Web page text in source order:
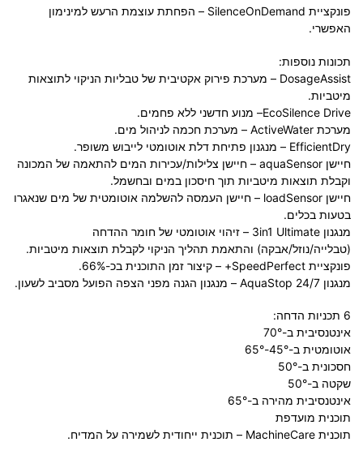
פונקציית SilenceOnDemand
– הפחתת עוצמת הרעש למינימון
האפשרי.
תכונות נוספות:
DosageAssist – מערכת פירוק אקטיבית של טבליות הניקוי לתוצאות
מיטביות.
EcoSilence Drive– מנוע חדשני ללא פחמים.
מערכת ActiveWater
– מערכת חכמה לניהול מים.
EfficientDry – מנגנון פתיחת דלת אוטומטי לייבוש משופר.
חיישן aquaSensor
– חיישן צלילות/עכירות המים להתאמה של המכונה
וקבלת תוצאות מיטביות תוך חיסכון במים ובחשמל.
חיישן loadSensor
– חיישן העמסה להשלמה אוטומטית של מים שנאגרו
בטעות בכלים.
מנגנון 3in1 Ultimate
– זיהוי אוטומטי של חומר ההדחה
(טבלייה/נוזל/אבקה) והתאמת תהליך הניקוי לקבלת תוצאות מיטביות.
פונקציית SpeedPerfect+
– קיצור זמן התוכנית בכ-66%.
מנגנון AquaStop 24/7
– מנגנון הגנה מפני הצפה הפועל מסביב לשעון.
6 תכניות הדחה
:
אינטנסיבית ב-70°
אוטומטית ב-45°-65°
חסכונית ב-50°
שקטה ב-50°
אינטנסיבית מהירה ב-65°
תוכנית מועדפת
תוכנית MachineCare – תוכנית ייחודית לשמירה על המדיח.